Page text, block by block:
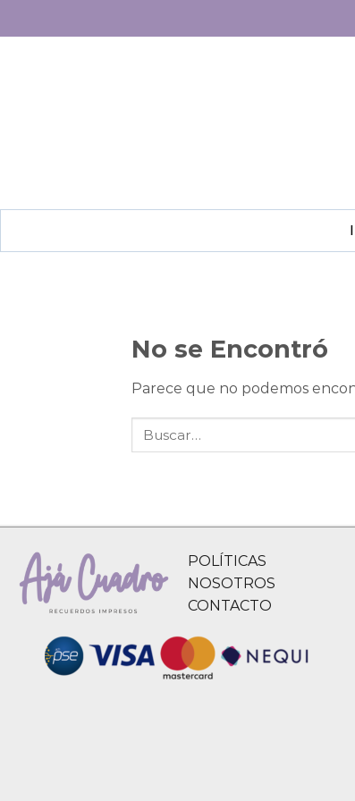
No se Encontró
Parece que no podemos
POLÍTICAS
NOSOTROS
CONTACTO